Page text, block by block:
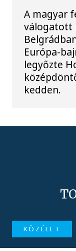
A magyar
válogatott
Európa-
legyőzte
kedden.
KÖZÉLET